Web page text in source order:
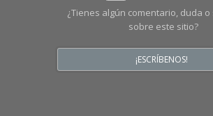
¿Tienes algún comentario, duda
sobre este sitio?
¡ESCRÍBENOS!